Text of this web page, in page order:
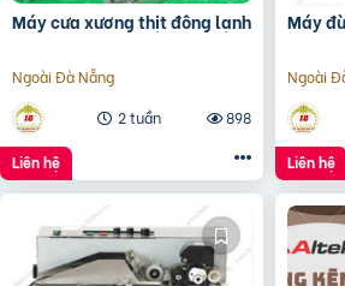
Máy cưa xương thịt đông lạnh
Ngoài Đà Nẵng
2 tuần
898
Liên hệ
Máy
Ngoài
Liên hệ